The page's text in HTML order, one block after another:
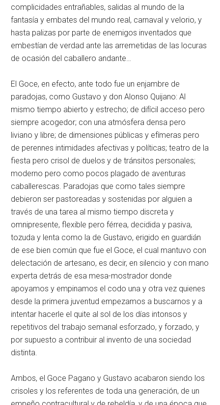
complicidades entrañables, salidas al mundo de la
fantasía y embates del mundo real, carnaval y velorio, y
hasta palizas por parte de enemigos inventados que
embestían de verdad ante las arremetidas de las locuras
de ocasión del caballero andante…
El Goce, en efecto, ante todo fue un enjambre de
paradojas, como Gustavo y don Alonso Quijano: Al
mismo tiempo abierto y estrecho; de difícil acceso pero
siempre acogedor; con una atmósfera densa pero
liviano y libre; de dimensiones públicas y efímeras pero
de perennes intimidades afectivas y políticas; teatro de la
fiesta pero crisol de duelos y de tránsitos personales;
moderno pero como pocos plagado de aventuras
caballerescas. Paradojas que como tales siempre
debieron ser pastoreadas y sostenidas por alguien a
través de una tarea al mismo tiempo discreta y
omnipresente, flexible pero férrea, decidida y pasiva,
tozuda y lenta como la de Gustavo, erigido en guardián
de ese bien común que fue el Goce, el cual mantuvo con
delectación de artesano, es decir, en silencio y con mano
experta detrás de esa mesa-mostrador donde
apoyamos y empinamos el codo una y otra vez quienes
desde la primera juventud empezamos a buscarnos y a
intentar hacerle el quite al sol de los días intonsos y
repetitivos del trabajo semanal esforzado, y forzado, y
por supuesto a contribuir al invento de una sociedad
distinta.
Ambos, el Goce Pagano y Gustavo acabaron siendo los
crisoles y los referentes de toda una generación, de un